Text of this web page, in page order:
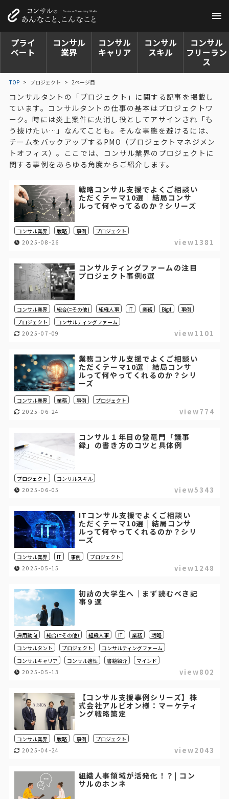
プライ
ベート
コンサル
業界
コンサル
キャリア
コンサル
スキル
コンサル
フリーラン
ス
TOP > プロジェクト > 2ページ目
コンサルタントの「プロジェクト」に関する記事を掲載し
ています。コンサルタントの仕事の基本はプロジェクトワ
ーク。時には炎上案件に火消し役としてアサインされ「も
う抜けたい…」なんてことも。そんな事態を避けるには、
チームをバックアップするPMO（プロジェクトマネジメン
トオフィス）。ここでは、コンサル業界のプロジェクトに
関する事例をあらゆる角度からご紹介します。
戦略コンサル支援でよくご相談い
ただくテーマ10選｜結局コンサ
ルって何やってるのか？シリーズ
コンサル業界 戦略 事例
プロジェクト
2025-08-26
view1381
コンサルティングファームの注目
プロジェクト事例6選
コンサル業界 総合(=その他) 組織人事 IT 業務 Big4
事例
プロジェクト
コンサルティングファーム
2025-07-09
view1101
業務コンサル支援でよくご相談い
ただくテーマ10選｜結局コンサ
ルって何やってくれるのか？シリ
ーズ
コンサル業界 業務 事例
プロジェクト
2025-06-24
view774
コンサル１年目の登竜門「議事
録」の書き方のコツと具体例
プロジェクト
コンサルスキル
2025-06-05
view5343
ITコンサル支援でよくご相談い
ただくテーマ10選 | 結局コンサ
ルって何やってくれるのか？シリ
ーズ
コンサル業界 IT 事例
プロジェクト
2025-05-15
view1248
初訪の大学生へ｜まず読むべき記
事９選
採用動向 総合(=その他) 組織人事 IT 業務
戦略
コンサルタント
プロジェクト
コンサルティングファーム
コンサルキャリア
コンサル適性 書籍紹介
マインド
2025-05-13
view802
【コンサル支援事例シリーズ】株
式会社アルビオン様：マーケティ
ング戦略策定
コンサル業界 戦略 事例
プロジェクト
2025-04-24
view2043
組織人事領域が活発化！？| コン
サルのホンネ